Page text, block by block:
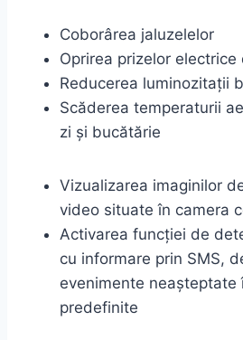
Coborârea jaluzelelor
Oprirea prizelor
Reducerea luminozitații
Scăderea temperaturii
zi și bucătărie
Vizualizarea imaginilor
video situate în camera
Activarea funcției de
cu informare prin SMS,
evenimente neașteptate
predefinite